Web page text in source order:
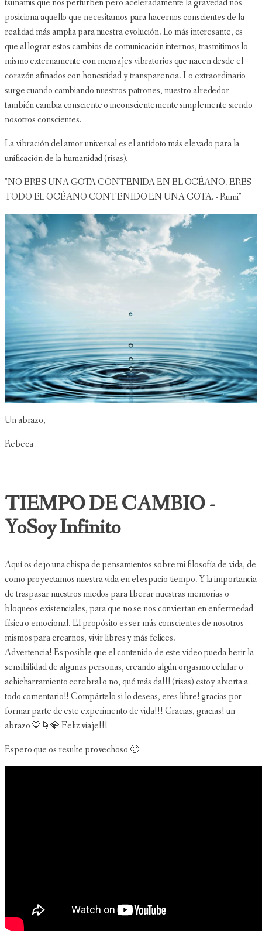
tsunamis que nos perturben pero aceleradamente la gravedad nos
posiciona aquello que necesitamos para hacernos conscientes de la
realidad más amplia para nuestra evolución. Lo más interesante, es
que al lograr estos cambios de comunicación internos, trasmitimos lo
mismo externamente con mensajes vibratorios que nacen desde el
corazón afinados con honestidad y transparencia. Lo extraordinario
surge cuando cambiando nuestros patrones, nuestro alrededor
también cambia consciente o inconscientemente simplemente siendo
nosotros conscientes.
La vibración del amor universal es el antídoto más elevado para la
unificación de la humanidad (risas).
"NO ERES UNA GOTA CONTENIDA EN EL OCÉANO. ERES
TODO EL OCÉANO CONTENIDO EN UNA GOTA. - Rumi"
Un abrazo,
Rebeca
TIEMPO DE CAMBIO -
YoSoy Infinito
Aquí os dejo una chispa de pensamientos sobre mi filosofía de vida, de
como proyectamos nuestra vida en el espacio-tiempo. Y la importancia
de traspasar nuestros miedos para liberar nuestras memorias o
bloqueos existenciales, para que no se nos conviertan en enfermedad
física o emocional. El propósito es ser más conscientes de nosotros
mismos para crearnos, vivir libres y más felices.
Advertencia! Es posible que el contenido de este vídeo pueda herir la
sensibilidad de algunas personas, creando algún orgasmo celular o
achicharramiento cerebral o no, qué más da!!! (risas) estoy abierta a
todo comentario!! Compártelo si lo deseas, eres libre! gracias por
formar parte de este experimento de vida!!! Gracias, gracias! un
abrazo 💙🌀💎 Feliz viaje!!!
Espero que os resulte provechoso 🙂